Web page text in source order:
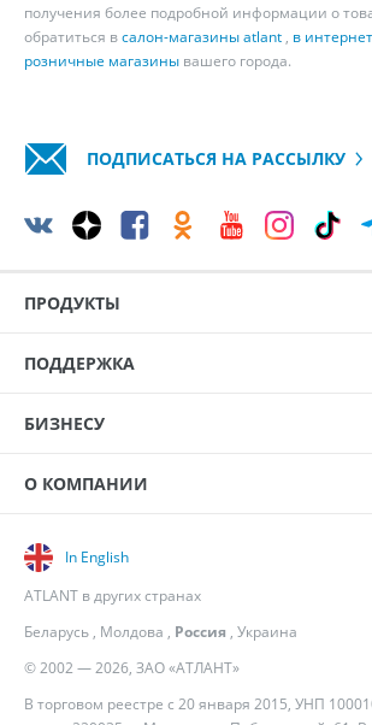
получения более подробной информации о
обратиться всалон-магазины atlant , в
розничные магазины вашего города.
ПОДПИСАТЬСЯ НА РАССЫЛКУ
ПРОДУКТЫ
ПОДДЕРЖКА
БИЗНЕСУ
О КОМПАНИИ
© 2002 — 2026, ЗАО «АТЛАНТ»
В торговом реестре с 20 января 2015, УНП
In English
ATLANT в других странах
Беларусь , Молдова , Россия , Украина